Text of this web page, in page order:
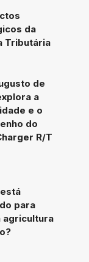
da
Tributária
de
a
e o
do
R/T
para
agricultura